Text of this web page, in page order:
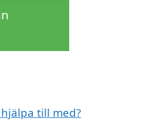
till med?